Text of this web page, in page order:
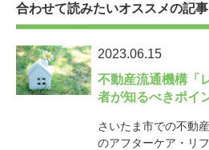
合わせて読みたいオススメの記事
2023.06.15
不動産流通機構「
者が知るべきポイ
さいたま市での不動
のアフターケア・リ